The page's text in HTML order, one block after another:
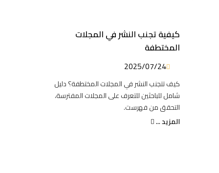
كيفية تجنب النشر في المجلات
المختطفة
2025/07/24
كيف تتجنب النشر في المجلات المختطفة؟ دليل
شامل للباحثين للتعرف على المجلات المفترسة،
التحقق من فهرست.
المزيد ...